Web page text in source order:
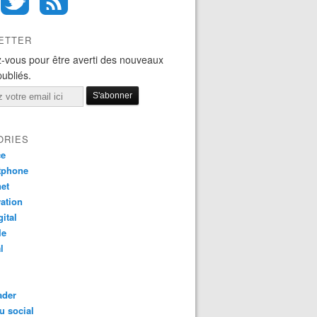
vous pour être averti des nouveaux
social